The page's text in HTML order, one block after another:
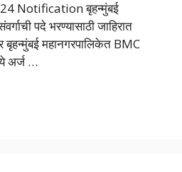
Notification बृहन्मुंबई
पदे भरण्यासाठी जाहिरात
महानगरपालिकेत BMC
अर्ज …